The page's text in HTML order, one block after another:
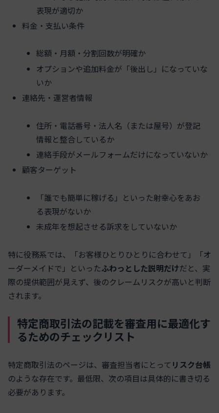
表現が適切か
料金・支払い条件
総額・月額・分割回数が明確か
オプションや追加料金が「後出し」になっていな
いか
連絡先・運営者情報
住所・電話番号・法人名（または屋号）が登記
情報と整合しているか
連絡手段がメールフォームだけになっていないか
顧客ターゲット
「誰でも簡単に稼げる」といった射幸心をあお
る表現がないか
未成年を想起させる訴求をしていないか
特に役務系では、「お客様ひとりひとりに合わせて」「オ
ーダーメイドで」といったふわっとした説明だけだと、実
際の提供範囲が見えず、後のクレームリスクが高いと判断
されます。
特定商取引法の記載を審査用に最適化す
るためのチェックリスト
特定商取引法のページは、審査担当者にとって リスク台帳
のような存在です。最低限、次の項目は具体的に書き切る
必要があります。